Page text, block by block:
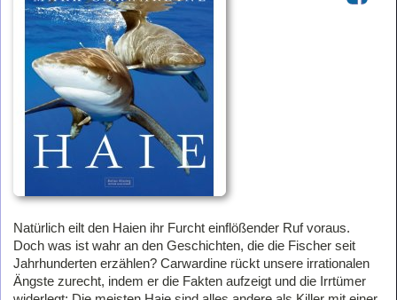
Natürlich eilt den Haien ihr Furcht einflößender Ruf voraus.
Doch was ist wahr an den Geschichten, die die Fischer seit
Jahrhunderten erzählen? Carwardine rückt unsere irrationalen
Ängste zurecht, indem er die Fakten aufzeigt und die Irrtümer